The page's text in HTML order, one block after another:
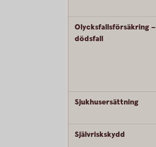
Olycksfallsförsäkring –
dödsfall
Sjukhusersättning
Självriskskydd